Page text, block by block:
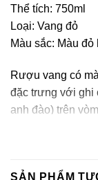
Thể tích: 750ml
Loại: Vang đỏ
Màu sắc: Màu đỏ
Rượu vang có
đặc trưng với ghi
anh đào) trên
giác, cho thấy
Viña Quintay ra
SẢN PHẨM